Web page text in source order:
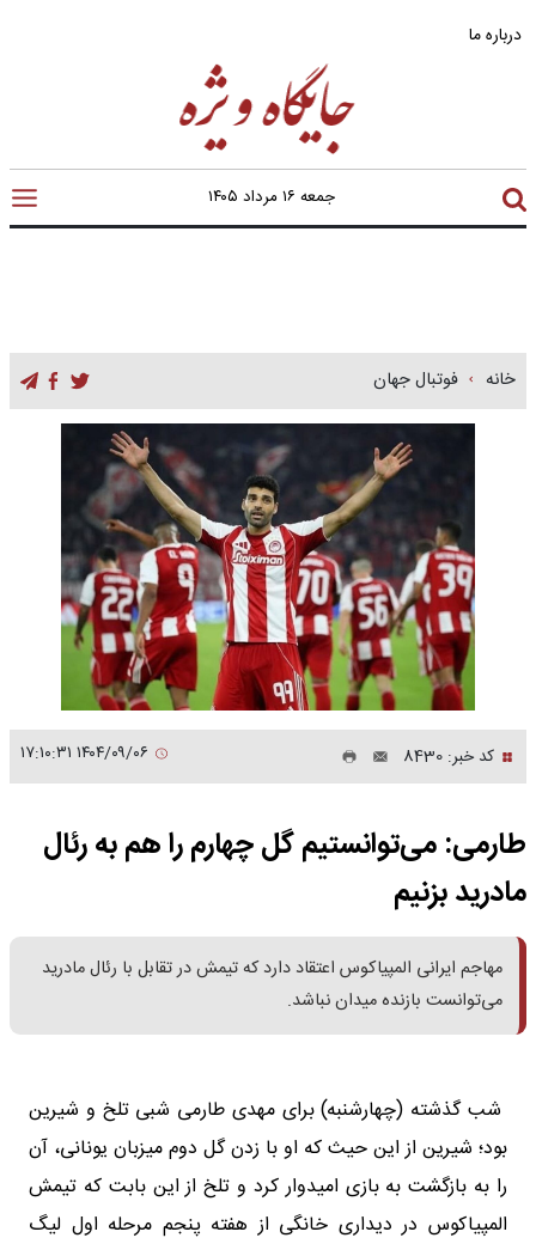
درباره ما
جمعه ۱۶ مرداد ۱۴۰۵
خانه فوتبال جهان
کد خبر: 8430
طارمی: می‌توانستیم گل چهارم را هم به رئال
مادرید بزنیم
مهاجم ایرانی المپیاکوس اعتقاد دارد که تیمش در تقابل با رئال مادرید
می‌توانست بازنده میدان نباشد.
شب گذشته (چهارشنبه) برای مهدی طارمی شبی تلخ و شیرین
بود؛ شیرین از این حیث که او با زدن گل دوم میزبان یونانی، آن
را به بازگشت به بازی امیدوار کرد و تلخ از این بابت که تیمش
المپیاکوس در دیداری خانگی از هفته پنجم مرحله اول لیگ